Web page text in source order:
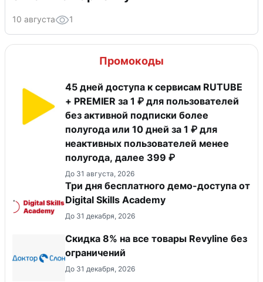
10 августа 1
Промокоды
45 дней доступа к сервисам RUTUBE
+ PREMIER за 1 ₽ для пользователей
без активной подписки более
полугода или 10 дней за 1 ₽ для
неактивных пользователей менее
полугода, далее 399 ₽
До 31 августа, 2026
Три дня бесплатного демо-доступа от
Digital Skills Academy
До 31 декабря, 2026
​Скидка 8% на все товары Revyline без
ограничений
До 31 декабря, 2026